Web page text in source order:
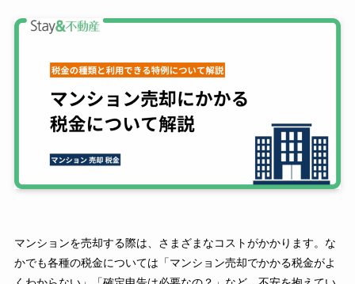
マンションを売却する際は、さまざまなコストがかかります。な
かでも各種の税金については「マンション売却でかかる税金がよ